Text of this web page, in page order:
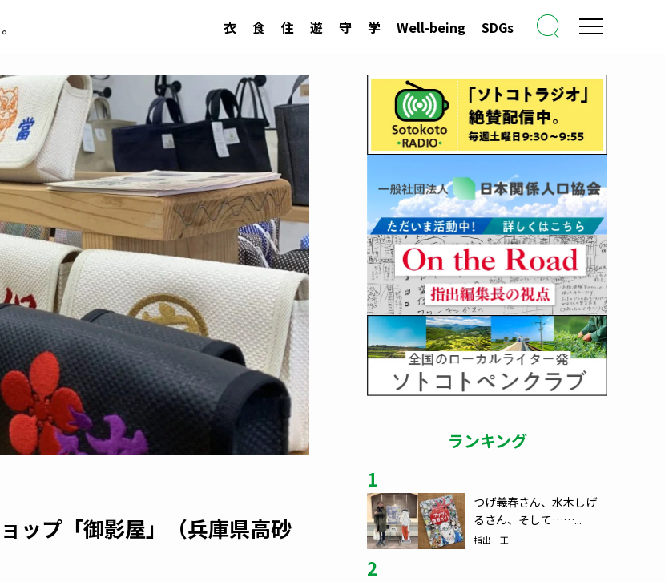
衣 食 住 遊 守 学 Well-being SDGs
ップ「御影屋」（兵庫県高砂
ランキング
1
つげ義春さん、水木しげ
るさん、そして……...
指出一正
2